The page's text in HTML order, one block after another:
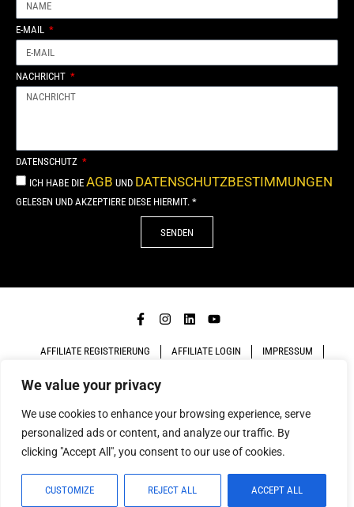
We value your privacy
We use cookies to enhance your browsing experience, serve
personalized ads or content, and analyze our traffic. By
clicking "Accept All", you consent to our use of cookies.
CUSTOMIZE REJECT ALL ACCEPT ALL
E-MAIL
NACHRICHT
DATENSCHUTZ
ICH HABE DIE AGB UND DATENSCHUTZBESTIMMUNGEN
GELESEN UND AKZEPTIERE DIESE HIERMIT. *
SENDEN
AFFILIATE REGISTRIERUNG AFFILIATE LOGIN IMPRESSUM
DATENSCHUTZ
COPYRIGHT 2026. MADE WITH BYNEUE FORMEN AD
GROUP GMBH